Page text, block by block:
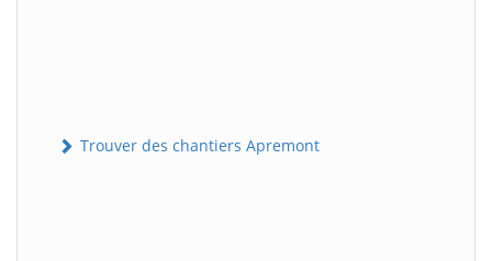
Trouver des chantiers Apremont